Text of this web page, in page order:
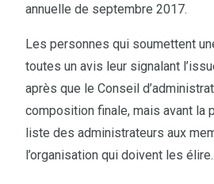
annuelle de septembre 2017.
Les personnes qui soumettent
toutes un avis leur signalant
après que le Conseil
composition finale, mais avant la
liste des administrateurs aux
l’organisation qui doivent les élire.